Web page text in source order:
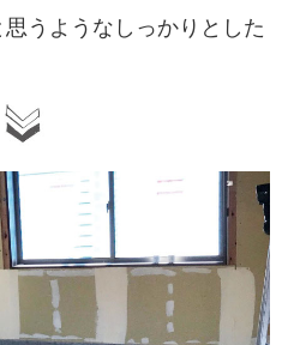
うようなしっかりとした